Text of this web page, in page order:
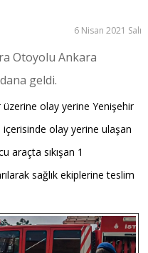
6 Nisan 2021 Salı
Otoyolu Ankara
geldi.
üzerine olay yerine Yenişehir
olay yerine ulaşan
araçta sıkışan 1
sağlık ekiplerine teslim